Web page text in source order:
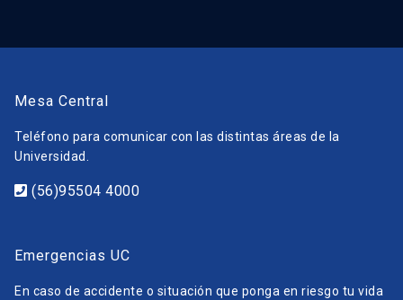
Mesa Central
Teléfono para comunicar con las distintas áreas de la
Universidad.
(56)95504 4000
Emergencias UC
En caso de accidente o situación que ponga en riesgo tu vida